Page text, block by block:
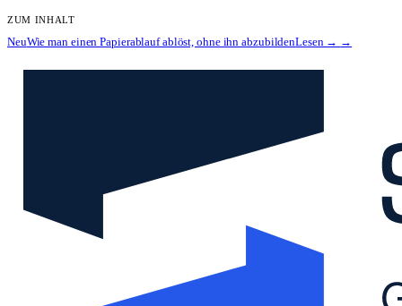
ZUM INHALT
NeuWie man einen Papierablauf ablöst, ohne ihn abzubildenLesen → →